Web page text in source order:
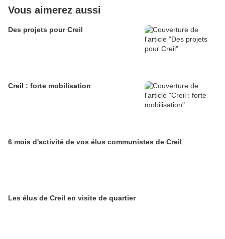
Vous aimerez aussi
Des projets pour Creil
Creil : forte mobilisation
6 mois d'activité de vos élus communistes de Creil
Les élus de Creil en visite de quartier